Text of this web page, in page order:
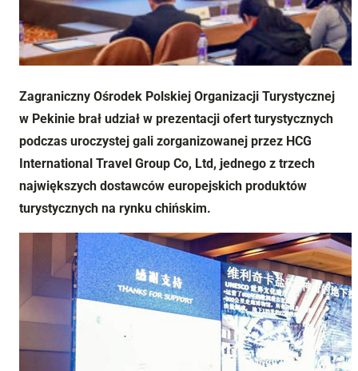
Zagraniczny Ośrodek Polskiej Organizacji Turystycznej
w Pekinie brał udział w prezentacji ofert turystycznych
podczas uroczystej gali zorganizowanej przez HCG
International Travel Group Co, Ltd, jednego z trzech
największych dostawców europejskich produktów
turystycznych na rynku chińskim.